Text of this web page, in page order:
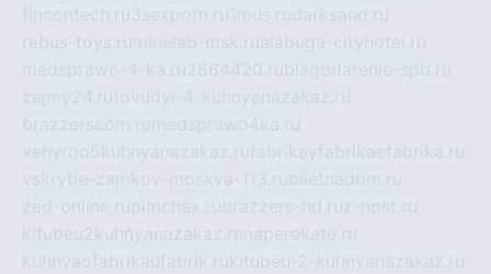
fincontech.ru3sexporn.ru1mus.rudarksand.ru
rebus-toys.ru minelab-msk.rualabuga-cityhotel.ru
medsprawo-4-ka.ru2864420.rublagodarenie-spb.ru
zajmy24.rutovudyi-4-kuhnyanazakaz.ru
brazzerscom.ru medsprawo4ka.ru
xehyroo5kuhnyanazakaz.rufabrikayfabrikaefabrika.ru
vskrytie-zamkov-moskva-113.rubiletnadom.ru
zed-online.rupimchax.rubrazzers-hd.ruz-host.ru
kitubeu2kuhnyanazakaz.ru naperekate.ru
kuhnyaofabrikaufabrik.rukitubeu-2-kuhnyanazakaz.ru